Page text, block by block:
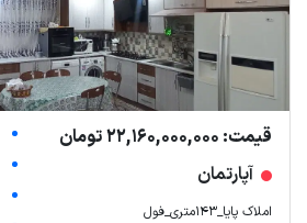
قیمت: 22,160,000,000 تومان
آپارتمان
املاک پایا_۱۴۳متری_فول